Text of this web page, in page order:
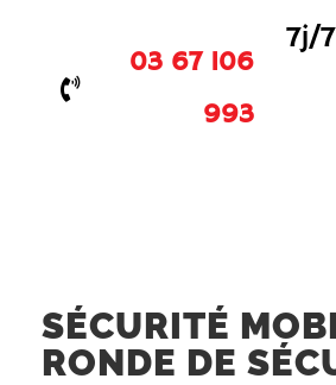
03 67 106
993
7j/
SÉCURITÉ
RONDE DE